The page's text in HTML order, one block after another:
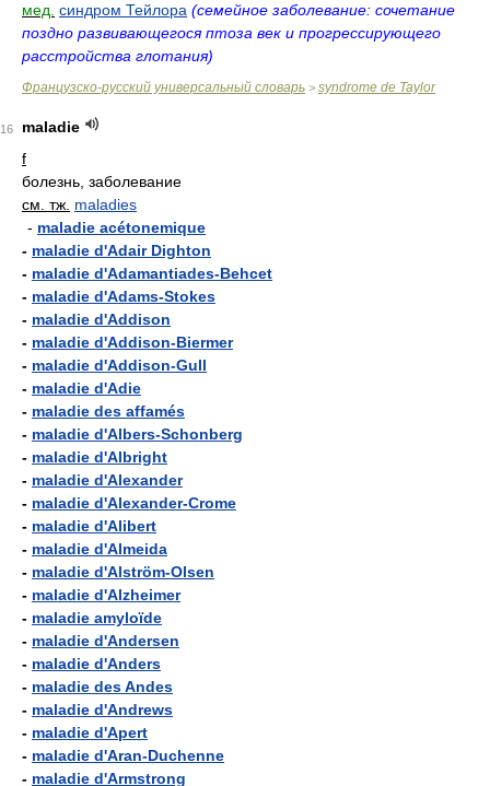
мед. синдром Тейлора (семейное заболевание: сочетание
поздно развивающегося птоза век и прогрессирующего
расстройства глотания)
Французско-русский универсальный словарь > syndrome de Taylor
16
maladie
f
болезнь, заболевание
см. тж. maladies
- maladie acétonemique
- maladie d'Adair Dighton
- maladie d'Adamantiades-Behcet
- maladie d'Adams-Stokes
- maladie d'Addison
- maladie d'Addison-Biermer
- maladie d'Addison-Gull
- maladie d'Adie
- maladie des affamés
- maladie d'Albers-Schonberg
- maladie d'Albright
- maladie d'Alexander
- maladie d'Alexander-Crome
- maladie d'Alibert
- maladie d'Almeida
- maladie d'Alström-Olsen
- maladie d'Alzheimer
- maladie amyloïde
- maladie d'Andersen
- maladie d'Anders
- maladie des Andes
- maladie d'Andrews
- maladie d'Apert
- maladie d'Aran-Duchenne
- maladie d'Armstrong